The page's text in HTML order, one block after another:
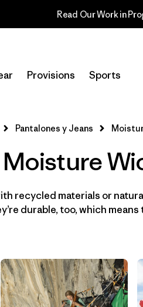
Read Our Work in
Provisions Sports
Selecciona una tienda
Filtrar por
Price
Filtrar por
Size
Filtrar por
Fit
Filtrar por
Features & Processes 1
Filtrar por
Materials & Fabric
Pantalones y Jeans
recycled materials or
durable, too, which means